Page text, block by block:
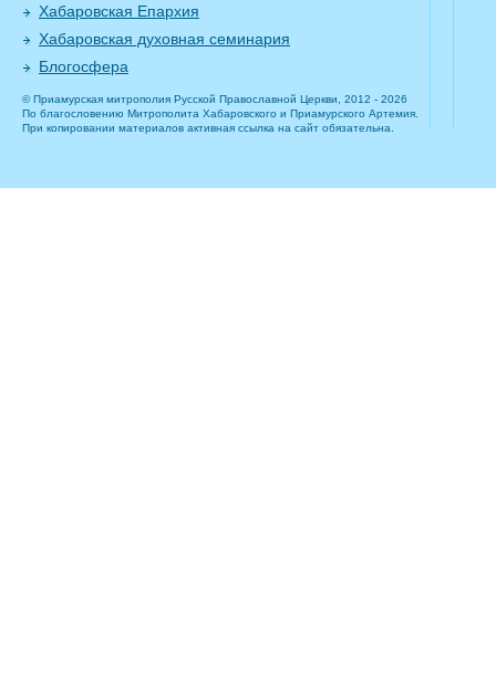
Хабаровская Епархия
Хабаровская духовная семинария
Блогосфера
© Приамурская митрополия Русской Православной Церкви, 2012 - 2026
По благословению Митрополита Хабаровского и Приамурского Артемия.
При копировании материалов активная ссылка на сайт обязательна.